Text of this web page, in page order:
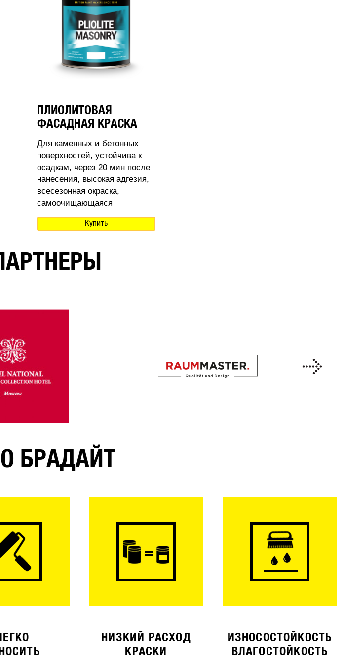
ПЛИОЛИТОВАЯ
ФАСАДНАЯ КРАСКА
Для каменных и бетонных
поверхностей, устойчива к
осадкам, через 20 мин после
нанесения, высокая адгезия,
всесезонная окраска,
самоочищающаяся
Купить
Previous
БРАДАЙТ
НИЗКИЙ РАСХОД
КРАСКИ
ИЗНОСОСТОЙКОСТЬ
ВЛАГОСТОЙКОСТЬ